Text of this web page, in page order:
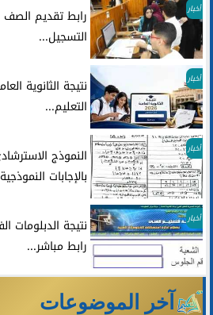
أخبار
التسجيل...
أخبار
التعليم...
أخبار
بالإجابات النموذجية
أخبار
رابط مباشر...
آخر الموضوعات